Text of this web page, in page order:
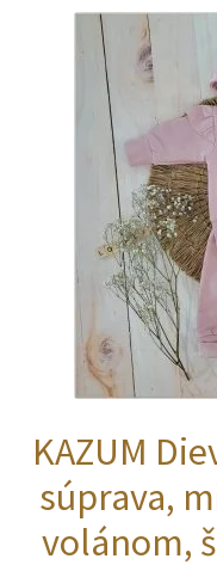
KAZUM
súprava,
volánom,